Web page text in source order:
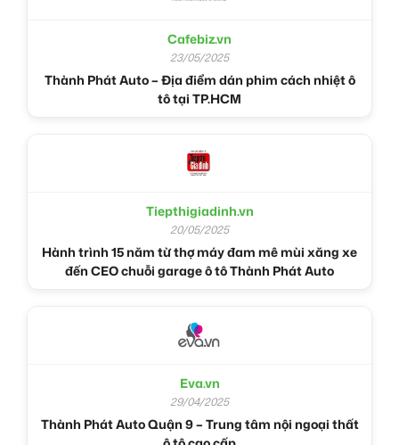
Cafebiz.vn
23/05/2025
Thành Phát Auto – Địa điểm dán phim cách nhiệt ô
tô tại TP.HCM
Tiepthigiadinh.vn
20/05/2025
Hành trình 15 năm từ thợ máy đam mê mùi xăng xe
đến CEO chuỗi garage ô tô Thành Phát Auto
Eva.vn
29/04/2025
Thành Phát Auto Quận 9 – Trung tâm nội ngoại thất